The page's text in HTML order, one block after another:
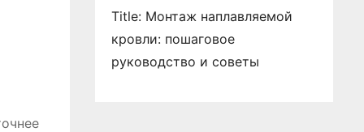
Title: Монтаж наплавляемой
кровли: пошаговое
руководство и советы